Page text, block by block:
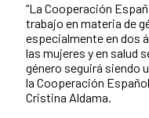
“La Cooperación
trabajo en materia de
especialmente en dos
las mujeres y en salud
género seguirá siendo
la Cooperación
Cristina Aldama.